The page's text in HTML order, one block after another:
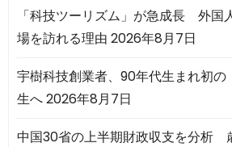
「科技ツーリズム」が急成長 外国
場を訪れる理由 2026年8月7日
宇樹科技創業者、90年代生まれ初の
生へ2026年8月7日
中国30省の上半期財政収支を分析